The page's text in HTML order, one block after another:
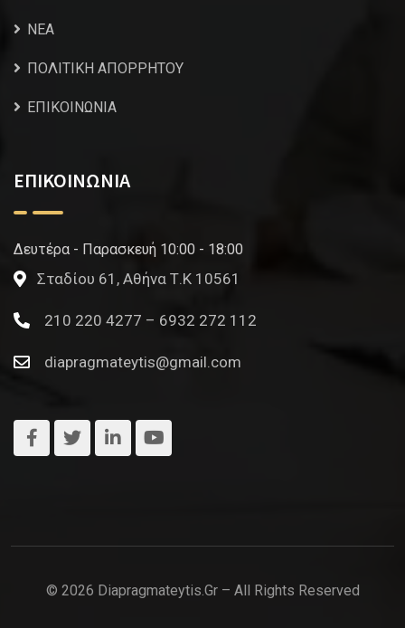
NEA
ΠΟΛΙΤΙΚΗ ΑΠΟΡΡΗΤΟΥ
ΕΠΙΚΟΙΝΩΝΙΑ
ΕΠΙΚΟΙΝΩΝΙΑ
Δευτέρα - Παρασκευή 10:00 - 18:00
Σταδίου 61, Αθήνα Τ.Κ 10561
210 220 4277 – 6932 272 112
diapragmateytis@gmail.com
© 2026 Diapragmateytis.gr – All Rights Reserved